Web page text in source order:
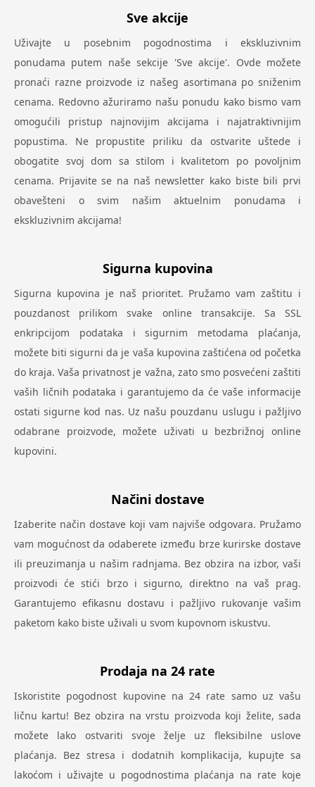
Sve akcije
Uživajte u posebnim pogodnostima i ekskluzivnim
ponudama putem naše sekcije 'Sve akcije'. Ovde možete
pronaći razne proizvode iz našeg asortimana po sniženim
cenama. Redovno ažuriramo našu ponudu kako bismo vam
omogućili pristup najnovijim akcijama i najatraktivnijim
popustima. Ne propustite priliku da ostvarite uštede i
obogatite svoj dom sa stilom i kvalitetom po povoljnim
cenama. Prijavite se na naš newsletter kako biste bili prvi
obavešteni o svim našim aktuelnim ponudama i
ekskluzivnim akcijama!
Sigurna kupovina
Sigurna kupovina je naš prioritet. Pružamo vam zaštitu i
pouzdanost prilikom svake online transakcije. Sa SSL
enkripcijom podataka i sigurnim metodama plaćanja,
možete biti sigurni da je vaša kupovina zaštićena od početka
do kraja. Vaša privatnost je važna, zato smo posvećeni zaštiti
vaših ličnih podataka i garantujemo da će vaše informacije
ostati sigurne kod nas. Uz našu pouzdanu uslugu i pažljivo
odabrane proizvode, možete uživati u bezbrižnoj online
kupovini.
Načini dostave
Izaberite način dostave koji vam najviše odgovara. Pružamo
vam mogućnost da odaberete između brze kurirske dostave
ili preuzimanja u našim radnjama. Bez obzira na izbor, vaši
proizvodi će stići brzo i sigurno, direktno na vaš prag.
Garantujemo efikasnu dostavu i pažljivo rukovanje vašim
paketom kako biste uživali u svom kupovnom iskustvu.
Prodaja na 24 rate
Iskoristite pogodnost kupovine na 24 rate samo uz vašu
ličnu kartu! Bez obzira na vrstu proizvoda koji želite, sada
možete lako ostvariti svoje želje uz fleksibilne uslove
plaćanja. Bez stresa i dodatnih komplikacija, kupujte sa
lakoćom i uživajte u pogodnostima plaćanja na rate koje